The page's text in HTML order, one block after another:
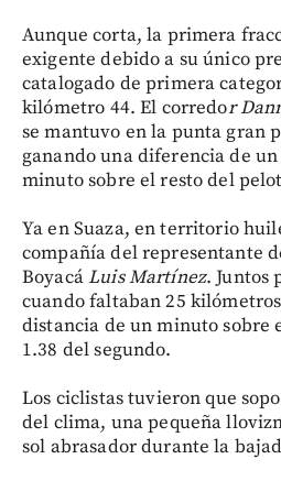
Aunque corta, la primera
exigente debido a su único
catalogado de primera
kilómetro 44. El corredor
se mantuvo en la punta gran
ganando una diferencia de
minuto sobre el resto del
Ya en Suaza, en territorio
compañía del representante
BoyacáLuis Martínez. Juntos
cuando faltaban 25
distancia de un minuto sobre
1.38 del segundo.
Los ciclistas tuvieron que
del clima, una pequeña
sol abrasador durante la